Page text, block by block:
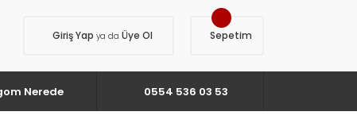
Giriş Yap ya da Üye Ol Sepetim
Nerede 0554 536 03 53